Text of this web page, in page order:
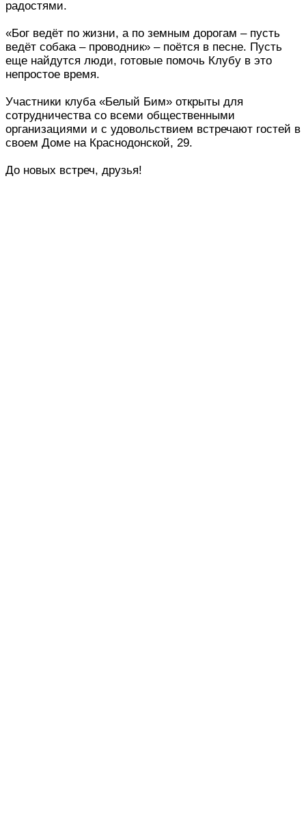
радостями.
«Бог ведёт по жизни, а по земным дорогам – пусть
ведёт собака – проводник» – поётся в песне. Пусть
еще найдутся люди, готовые помочь Клубу в это
непростое время.
Участники клуба «Белый Бим» открыты для
сотрудничества со всеми общественными
организациями и с удовольствием встречают гостей в
своем Доме на Краснодонской, 29.
До новых встреч, друзья!